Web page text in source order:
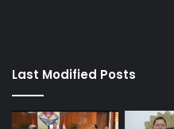
Last Modified Posts